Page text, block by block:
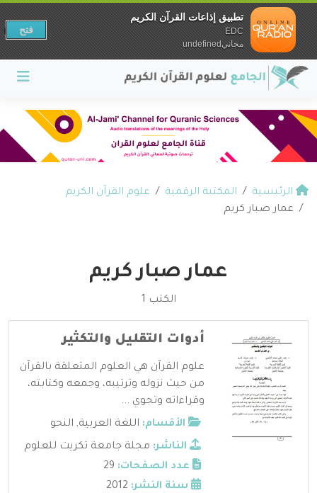
الرئيسية المكتبة الرقمية
علوم القرآن الكريم
عمار صبار كريم
عمار صبار كريم
الكتب 1
أدوات التقليل والتكثير
علوم القرآن هي العلوم المتعلقة بالقرآن
من حيث نزوله وترتيبه، وجمعه وكتابته،
وقراءاته وتجوي ...
الأقسام: اللغة العربية, النحو
الناشر: مجلة جامعة تكريت للعلوم
عدد الصفحات:
سنة النشر:
تطبيق إذاعات القرآن الكريم
EDC
مجانيundefined
فتح